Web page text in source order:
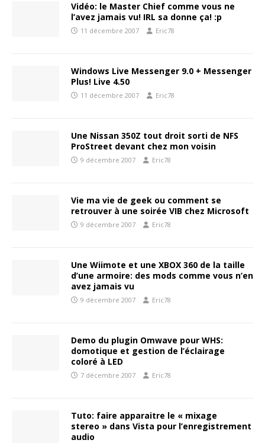
Vidéo: le Master Chief comme vous ne
l’avez jamais vu! IRL sa donne ça! :p
11 décembre 2007 Eric78
Windows Live Messenger 9.0 + Messenger
Plus! Live 4.50
11 décembre 2007 Eric78
Une Nissan 350Z tout droit sorti de NFS
ProStreet devant chez mon voisin
9 décembre 2007 Eric78
Vie ma vie de geek ou comment se
retrouver à une soirée VIB chez Microsoft
9 décembre 2007 Eric78
Une Wiimote et une XBOX 360 de la taille
d’une armoire: des mods comme vous n’en
avez jamais vu
9 décembre 2007 Eric78
Demo du plugin Omwave pour WHS:
domotique et gestion de l’éclairage
coloré à LED
7 décembre 2007 Eric78
Tuto: faire apparaitre le « mixage
stereo » dans Vista pour l’enregistrement
audio